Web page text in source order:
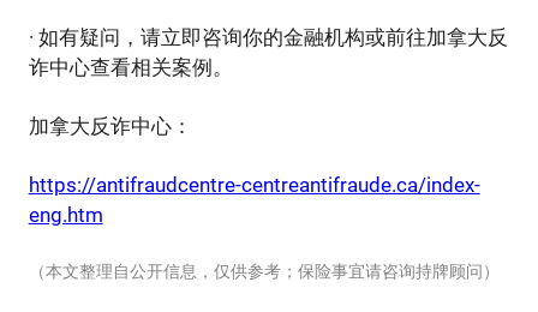
· 如有疑问，请立即咨询你的金融机构或前往加拿大反
诈中心查看相关案例。
加拿大反诈中心：
https://antifraudcentre-centreantifraude.ca/index-
eng.htm
（本文整理自公开信息，仅供参考；保险事宜请咨询持牌顾问）